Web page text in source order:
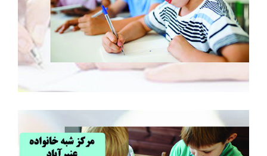
مرکز شبه خانواده بم